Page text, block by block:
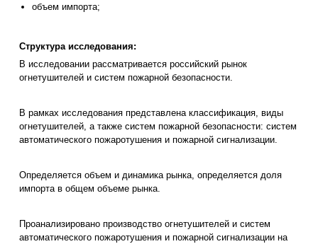
объем импорта;
Структура исследования:
В исследовании рассматривается российский рынок
огнетушителей и систем пожарной безопасности.
В рамках исследования представлена классификация, виды
огнетушителей, а также систем пожарной безопасности: систем
автоматического пожаротушения и пожарной сигнализации.
Определяется объем и динамика рынка, определяется доля
импорта в общем объеме рынка.
Проанализировано производство огнетушителей и систем
автоматического пожаротушения и пожарной сигнализации на